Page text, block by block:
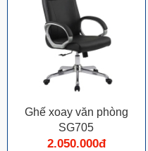
Ghế xoay văn phòng
SG705
2.050.000đ